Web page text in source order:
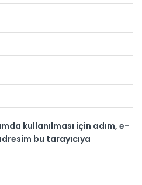
kullanılması için adım, e-
bu tarayıcıya